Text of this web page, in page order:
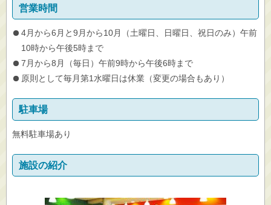
営業時間
4月から6月と9月から10月（土曜日、日曜日、祝日のみ）午前
10時から午後5時まで
7月から8月（毎日）午前9時から午後6時まで
原則として毎月第1水曜日は休業（変更の場合もあり）
駐車場
無料駐車場あり
施設の紹介